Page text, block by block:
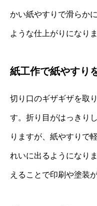
かい紙やすりで滑らか
ような仕上がりになりま
紙工作で紙やすり
切り口のギザギザを取
す。折り目がはっきり
りますが、紙やすりで
れいに出るようになり
えることで印刷や塗装